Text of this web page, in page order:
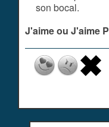
son bocal.
J'aime ou J'aime